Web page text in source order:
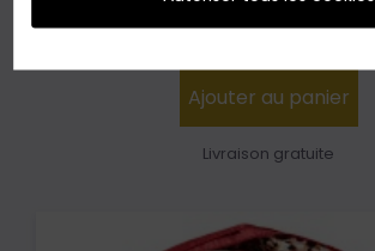
Ajouter au panier
Livraison gratuite